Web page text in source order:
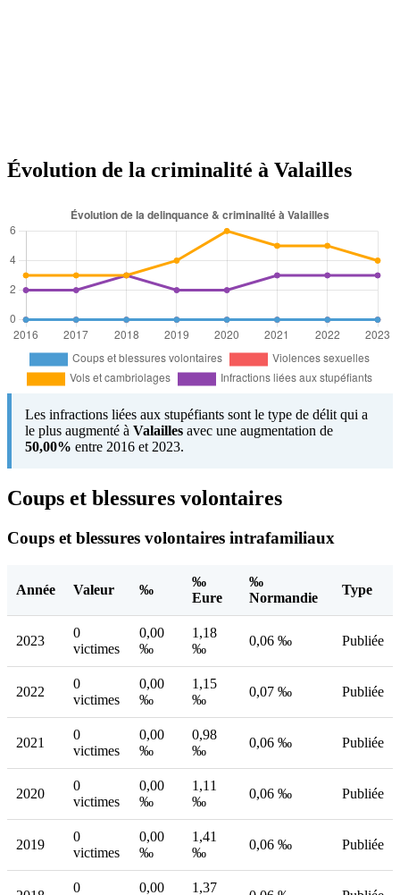
Évolution de la criminalité à Valailles
Les infractions liées aux stupéfiants sont le type de délit qui a
le plus augmenté à Valailles avec une augmentation de
50,00% entre 2016 et 2023.
Coups et blessures volontaires
Coups et blessures volontaires intrafamiliaux
Année Valeur ‰
‰
Eure
‰
Normandie
Type
2023
0
victimes
0,00
‰
1,18
‰
0,06 ‰ Publiée
2022
0
victimes
0,00
‰
1,15
‰
0,07 ‰ Publiée
2021
0
victimes
0,00
‰
0,98
‰
0,06 ‰ Publiée
2020
0
victimes
0,00
‰
1,11
‰
0,06 ‰ Publiée
2019
0
victimes
0,00
‰
1,41
‰
0,06 ‰ Publiée
0 0,00 1,37